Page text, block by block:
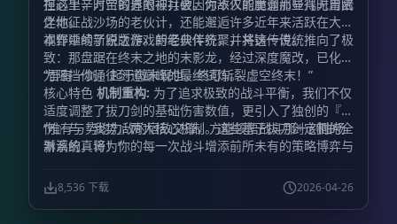
担心千辛万苦锻造的神兵会因为敌人的脆弱而显得无用武
之地。
在这里，时空的界限被打破。你不仅能重逢那些儿时曾陪
伴你征战沙场的老伙计，还能邂逅许多近年来活跃在大众
视野中的新锐之作。新老伙伴齐聚，共铸传说。
本作延续了原版游戏的经典传统，并将这一传统推向了极
致：那盘踞在终末之地的末影龙，经过深度魔改，已化身
为阻挡你通往剑道巅峰的最终试炼。
“吾有一剑，起于微末现世，终可斩裂虚空终末！”
核心特色 机制重构: 为了追求极致的战斗平衡，我们不仅
适度调整了拔刀剑的基础伤害数值，更引入了独创的『怒
伤』与『我势』两大核心机制。这些基于拔刀剑定制的全
新系统，将为你的每一次战斗增添前所未有的策略博弈与
了独特的锻造（强化）阶段系统。玩家需要紧随主线剧情
的指引，一步一个脚印，逐渐解锁更高阶层的锻造技艺，
“唯有与势均力敌的宿敌交锋，方能领悟战斗那一刻酣畅
淋漓的真谛！”
8,536 下载 2026-04-26